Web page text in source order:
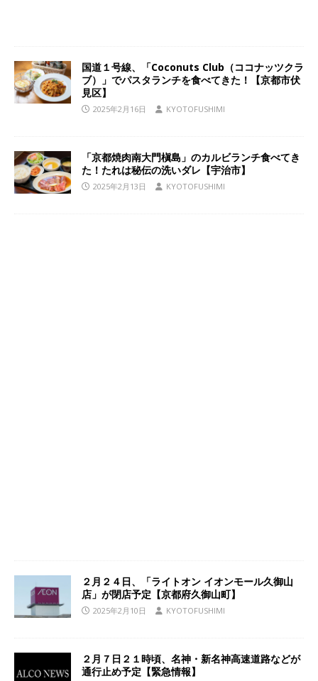
国道１号線、「Coconuts Club（ココナッツクラ
ブ）」でパスタランチを食べてきた！【京都市伏
見区】
2025年2月16日 KYOTOFUSHIMI
「京都焼肉南大門槇島」のカルビランチ食べてき
た！たれは秘伝の洗いダレ【宇治市】
2025年2月13日 KYOTOFUSHIMI
２月２４日、「ライトオン イオンモール久御山
店」が閉店予定【京都府久御山町】
2025年2月10日 KYOTOFUSHIMI
２月７日２１時頃、名神・新名神高速道路などが
通行止め予定【緊急情報】